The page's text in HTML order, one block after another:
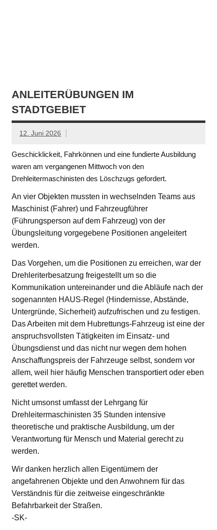
ANLEITERÜBUNGEN IM
STADTGEBIET
12. Juni 2026
Geschicklickeit, Fahrkönnen und eine fundierte Ausbildung
waren am vergangenen Mittwoch von den
Drehleitermaschinisten des Löschzugs gefordert.
An vier Objekten mussten in wechselnden Teams aus
Maschinist (Fahrer) und Fahrzeugführer
(Führungsperson auf dem Fahrzeug) von der
Übungsleitung vorgegebene Positionen angeleitert
werden.
Das Vorgehen, um die Positionen zu erreichen, war der
Drehleriterbesatzung freigestellt um so die
Kommunikation untereinander und die Abläufe nach der
sogenannten HAUS-Regel (Hindernisse, Abstände,
Untergründe, Sicherheit) aufzufrischen und zu festigen.
Das Arbeiten mit dem Hubrettungs-Fahrzeug ist eine der
anspruchsvollsten Tätigkeiten im Einsatz- und
Übungsdienst und das nicht nur wegen dem hohen
Anschaffungspreis der Fahrzeuge selbst, sondern vor
allem, weil hier häufig Menschen transportiert oder eben
gerettet werden.
Nicht umsonst umfasst der Lehrgang für
Drehleitermaschinisten 35 Stunden intensive
theoretische und praktische Ausbildung, um der
Verantwortung für Mensch und Material gerecht zu
werden.
Wir danken herzlich allen Eigentümern der
angefahrenen Objekte und den Anwohnern für das
Verständnis für die zeitweise eingeschränkte
Befahrbarkeit der Straßen.
-SK-